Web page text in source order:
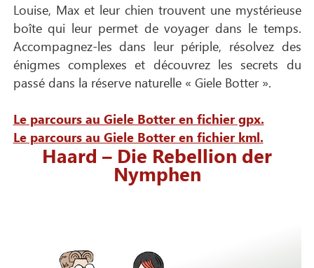
Louise, Max et leur chien trouvent une mystérieuse
boîte qui leur permet de voyager dans le temps.
Accompagnez-les dans leur périple, résolvez des
énigmes complexes et découvrez les secrets du
passé dans la réserve naturelle « Giele Botter ».
Le parcours au Giele Botter en fichier gpx.
Le parcours au Giele Botter en fichier kml.
Haard – Die Rebellion der
Nymphen